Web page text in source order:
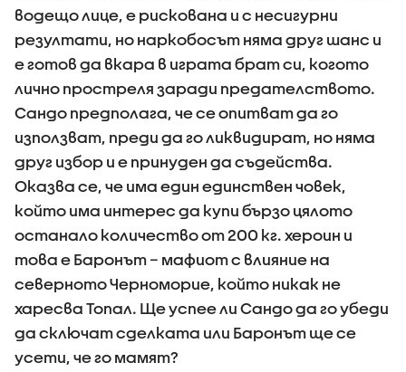
водещо лице, е рискована и с несигурни
резултати, но наркобосът няма друг шанс и
е готов да вкара в играта брат си, когото
лично простреля заради предателството.
Сандо предполага, че се опитват да го
използват, преди да го ликвидират, но няма
друг избор и е принуден да съдейства.
Оказва се, че има един единствен човек,
който има интерес да купи бързо цялото
останало количество от 200 кг. хероин и
това е Баронът – мафиот с влияние на
северното Черноморие, който никак не
харесва Топал. Ще успее ли Сандо да го убеди
да сключат сделката или Баронът ще се
усети, че го мамят?